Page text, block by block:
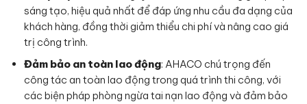
sáng tạo, hiệu quả nhất để đáp ứng nhu cầu đa dạng của
khách hàng, đồng thời giảm thiểu chi phí và nâng cao giá
trị công trình.
Đảm bảo an toàn lao động: AHACO chú trọng đến
công tác an toàn lao động trong quá trình thi công, với
các biện pháp phòng ngừa tai nạn lao động và đảm bảo